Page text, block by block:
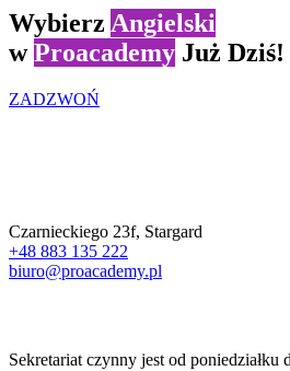
Wybierz Angielski
wProacademy Już Dziś!
ZADZWOŃ
Czarnieckiego 23f, Stargard
+48 883 135 222
biuro@proacademy.pl
Sekretariat czynny jest od